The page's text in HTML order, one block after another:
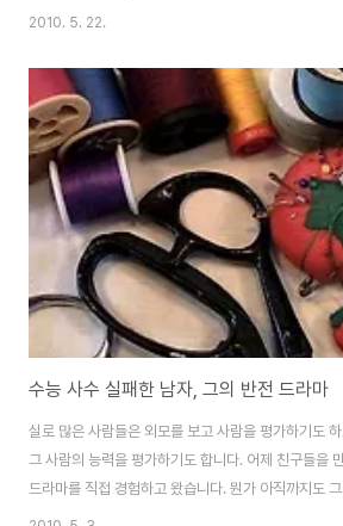
합니다. +_+ 그렇게 남자친구와 맛있는 메뉴를 선정하
마자 남자친구는 어느 자리에 앉는 것이 좋을지 탐색
서 할인되는 카드가 있는지, 얼마나 할인 받을 수 있
벤트가 있는지 확인하기 바빠집니다. 처음 연애를 할
확인하고 할인 받는 것에 대해 '민망하다'는 표현을 쓰
그래도 남자인데..
2010. 5. 22.
수능 사수 실패한 남자, 그의 반전 드라마
실로 많은 사람들은 외모를 보고 사람을 평가하기도
그 사람의 능력을 평가하기도 합니다. 어제 친구들을
드라마를 직접 경험하고 왔습니다. 뭔가 아직까지도
합니다. 저도 사람이니까요. 하하. "예전에 나 좋다고